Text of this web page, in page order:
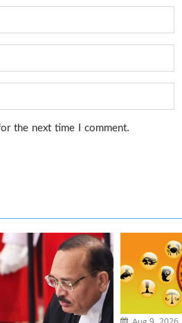
the next time I comment.